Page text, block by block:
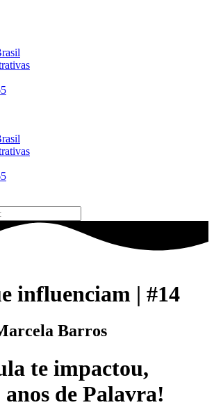
influenciam | #14
Barros
te impactou,
anos de Palavra!